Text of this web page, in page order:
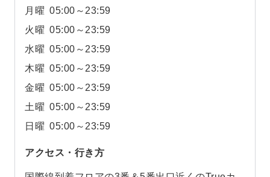
月曜 05:00～23:59
火曜 05:00～23:59
水曜 05:00～23:59
木曜 05:00～23:59
金曜 05:00～23:59
土曜 05:00～23:59
日曜 05:00～23:59
アクセス・行き方